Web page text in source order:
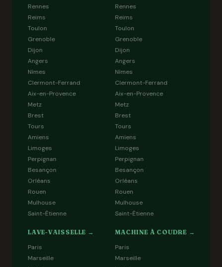
Rennes
Reims
Toulon
Grenoble
Dijon
Angers
Nîmes
Clermont-Ferrand
Aix-en-Provence
Metz
Brest
Tours
Amiens
Limoges
Perpignan
Besançon
Orléans
Rouen
Mulhouse
Saint-Étienne
Rennes
Reims
Toulon
Grenoble
Dijon
Angers
Nîmes
Clermont-Ferrand
Aix-en-Provence
Metz
Brest
Tours
Amiens
Limoges
Perpignan
Besançon
Orléans
Rouen
Mulhouse
Saint-Étienne
LAVE-VAISSELLE →
Paris
Marseille
MACHINE À COUDRE →
Paris
Marseille